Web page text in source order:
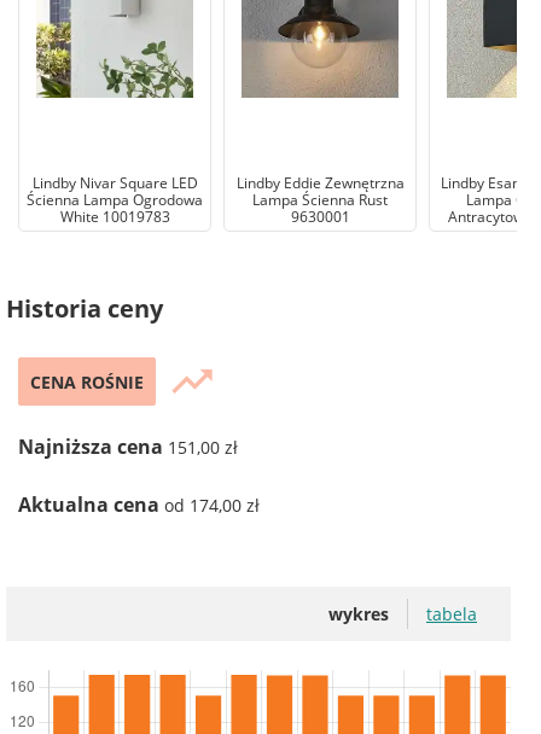
Lindby Nivar Square LED
Ścienna Lampa Ogrodowa
White 10019783
Lindby Eddie Zewnętrzna
Lampa Ścienna Rust
9630001
Lindby Esani
Lampa
Antracytowy
Historia ceny
CENA ROŚNIE trending_up
Najniższa cena 151,00 zł
Aktualna cena od 174,00 zł
wykres tabela